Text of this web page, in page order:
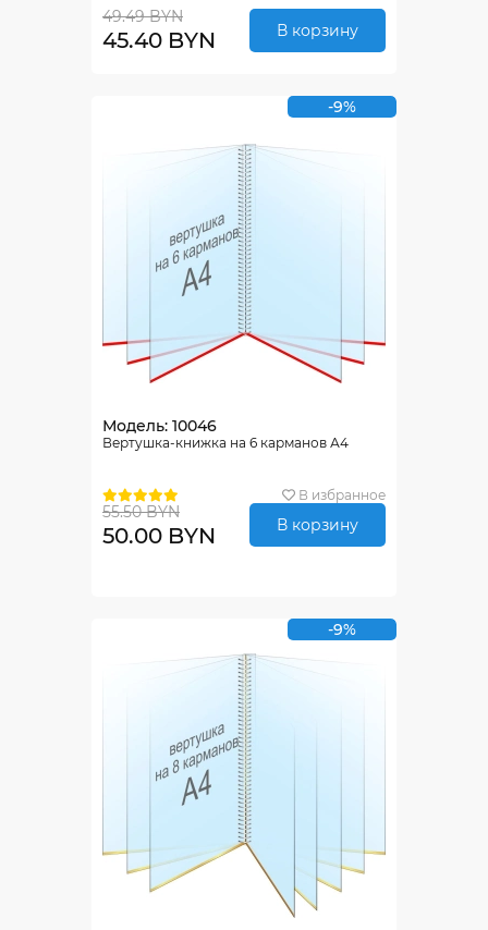
49.49 BYN
45.40 BYN В корзину
-9%
Модель: 10046
Вертушка-книжка на 6 карманов А4
В избранное
55.50 BYN
50.00 BYN В корзину
-9%